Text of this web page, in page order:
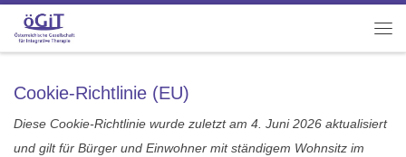
Zum Inhalt springen
Cookie-Richtlinie (EU)
Diese Cookie-Richtlinie wurde zuletzt am 4. Juni 2026 aktualisiert
und gilt für Bürger und Einwohner mit ständigem Wohnsitz im